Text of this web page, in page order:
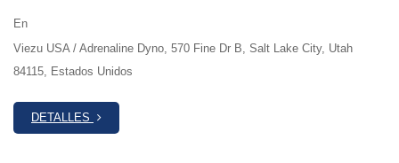
En
Viezu USA / Adrenaline Dyno, 570 Fine Dr B, Salt Lake City, Utah
84115, Estados Unidos
DETALLES